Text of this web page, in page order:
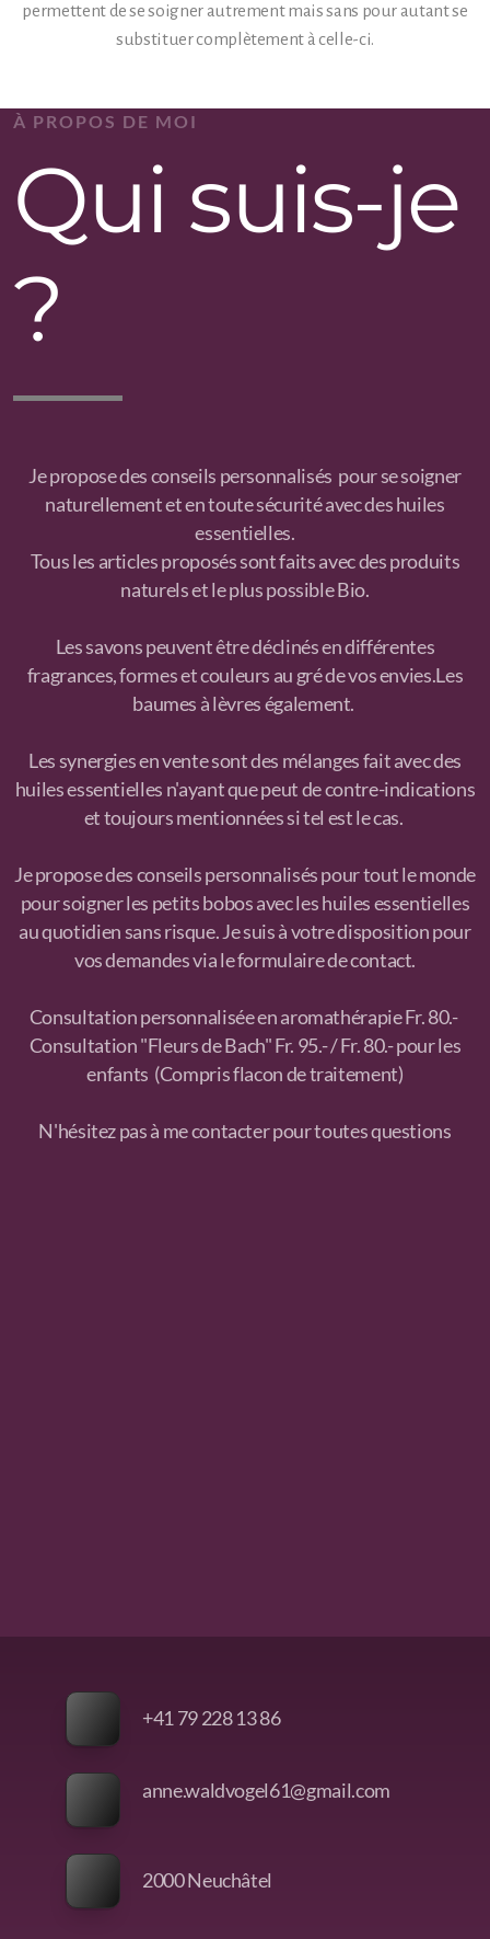
permettent de se soigner autrement mais sans pour autant se
substituer complètement à celle-ci.
À PROPOS DE MOI
Qui suis-je
?
​Je propose des conseils personnalisés pour se soigner
naturellement et en toute sécurité avec des huiles
essentielles.​
Tous les articles proposés sont faits avec des produits
naturels et le plus possible Bio.
Les savons peuvent être déclinés en différentes
fragrances, formes et couleurs au gré de vos envies.Les
baumes à lèvres également.
Les synergies en vente sont des mélanges fait avec des
huiles essentielles n'ayant que peut de contre-indications
et toujours mentionnées si tel est le cas. ​
Je propose des conseils personnalisés pour tout le monde
pour soigner les petits bobos avec les huiles essentielles
au quotidien sans risque. Je suis à votre disposition pour
vos demandes via le formulaire de contact.​
Consultation personnalisée en aromathérapie Fr. 80.- ​
Consultation "Fleurs de Bach" Fr. 95.- / Fr. 80.- pour les
enfants (Compris flacon de traitement)
N'hésitez pas à me contacter pour toutes questions
+41 79 228 13 86
anne.waldvogel61@gmail.com
2000 Neuchâtel